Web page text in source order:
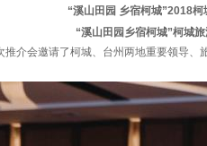
“溪山田园 乡宿柯城”2018柯
“溪山田园乡宿柯城”柯城旅
介会邀请了柯城、台州两地重要领